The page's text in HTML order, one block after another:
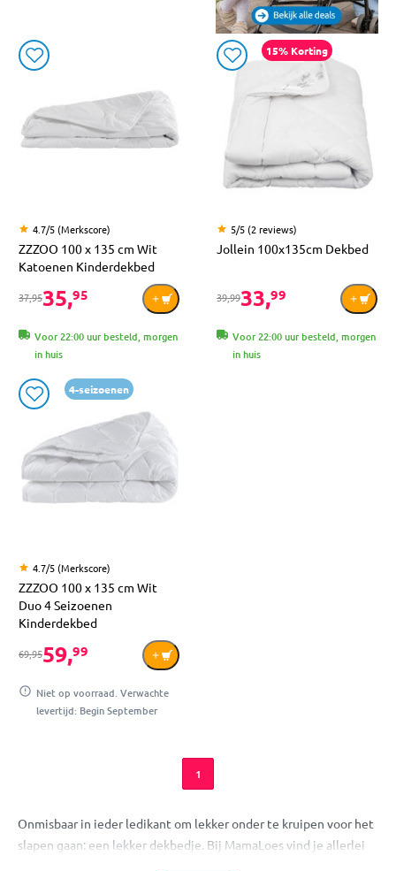
4.7/5 (Merkscore)
ZZZOO 100 x 135 cm Wit
Katoenen Kinderdekbed
37,9535,95
Voor 22:00 uur besteld, morgen
in huis
15% Korting
5/5 (2 reviews)
Jollein 100x135cm Dekbed
39,9933,99
Voor 22:00 uur besteld, morgen
in huis
4-seizoenen
4.7/5 (Merkscore)
ZZZOO 100 x 135 cm Wit
Duo 4 Seizoenen
Kinderdekbed
69,9559,99
Niet op voorraad. Verwachte
levertijd: Begin September
1
Onmisbaar in ieder ledikant om lekker onder te kruipen voor het
slapen gaan: een lekker dekbedje. Bij MamaLoes vind je allerlei